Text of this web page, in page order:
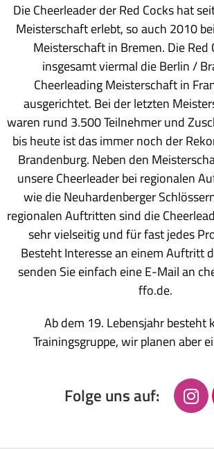
Die Cheerleader der Red Cocks hat
Meisterschaft erlebt, so auch 2010
Meisterschaft in Bremen. Die Red
insgesamt viermal die Berlin /
Cheerleading Meisterschaft in
ausgerichtet. Bei der letzten
waren rund 3.500 Teilnehmer und
bis heute ist das immer noch der
Brandenburg. Neben den
unsere Cheerleader bei regionalen
wie die Neuhardenberger
regionalen Auftritten sind die
sehr vielseitig und für fast jedes
Besteht Interesse an einem Auftritt
senden Sie einfach eine E-Mail an
ffo.de.
Ab dem 19. Lebensjahr besteht
Trainingsgruppe, wir planen aber
Folge uns auf: